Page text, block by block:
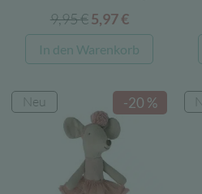
9,95€ Ursprünglicher
Preis
war:
5,97€Aktueller
Preis
ist:
In den Warenkorb
-20 %
Neu